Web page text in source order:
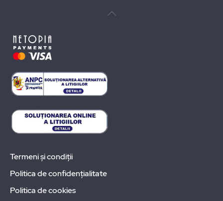
Termeni și condiții
Politica de confidențialitate
Politica de cookies